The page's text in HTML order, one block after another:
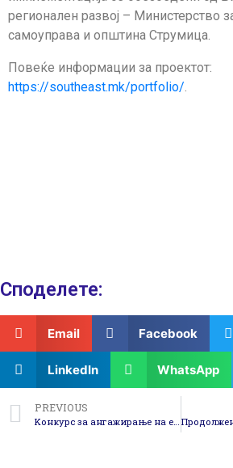
регионален развој – Министерство
самоуправа и општина Струмица.
Повеќе информации за проектот:
https://southeast.mk/portfolio/.
Споделeте:
Email Facebook
LinkedIn WhatsApp
PREVIOUS
Kонкурс за ангажирање на еден проектен координатор